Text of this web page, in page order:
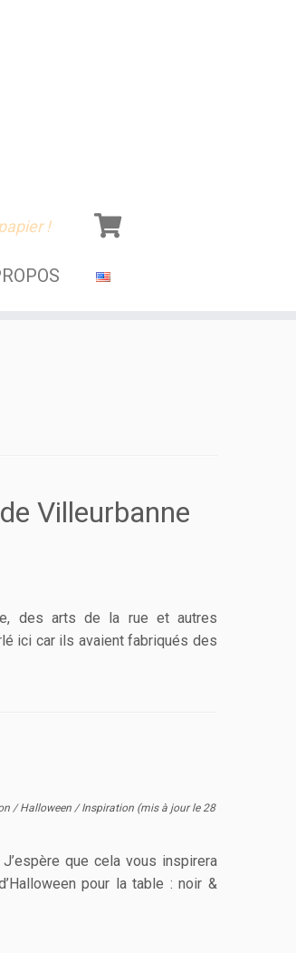
!
Villeurbanne
des arts de la rue et autres
ici car ils avaient fabriqués des
/Halloween /Inspiration (mis à jour le 28
que cela vous inspirera
pour la table : noir &